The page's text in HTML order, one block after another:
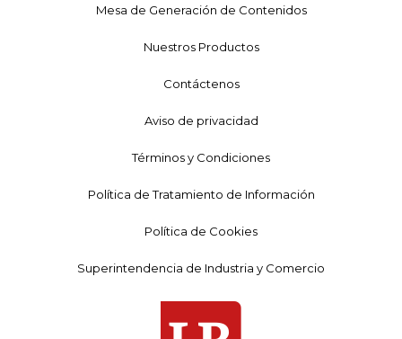
Mesa de Generación de Contenidos
Nuestros Productos
Contáctenos
Aviso de privacidad
Términos y Condiciones
Política de Tratamiento de Información
Política de Cookies
Superintendencia de Industria y Comercio